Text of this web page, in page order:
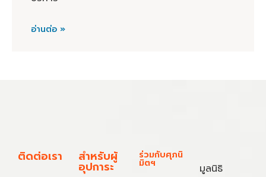
อ่านต่อ »
ติดต่อเรา สำหรับผู้
อุปการะ
ร่วมกับศุภนิ
มิตฯ
มูลนิธิ